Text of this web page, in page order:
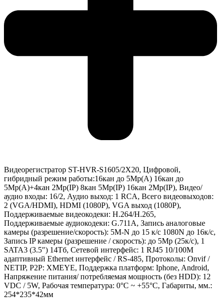
Видеорегистратор ST-HVR-S1605/2X20, Цифровой,
гибридный режим работы:16кан до 5Mp(A) 16кан до
5Mp(А)+4кан 2Mp(IP) 8кан 5Mp(IP) 16кан 2Mp(IP), Видео/
аудио входы: 16/2, Аудио выход: 1 RCA, Всего видеовыходов:
2 (VGA/HDMI), HDMI (1080P), VGA выход (1080P),
Поддерживаемые видеокодеки: H.264/H.265,
Поддерживаемые аудиокодеки: G.711A, Запись аналоговые
камеры (разрешение/скорость): 5М-N до 15 к/с 1080N до 16к/с,
Запись IP камеры (разрешение / скорость): до 5Mp (25к/с), 1
SATA3 (3.5″) 14Тб, Сетевой интерфейс: 1 RJ45 10/100М
адаптивный Ethernet интерфейс / RS-485, Протоколы: Onvif /
NETIP, P2P: XMEYE, Поддержка платформ: Iphone, Android,
Напряжение питания/ потребляемая мощность (без HDD): 12
VDC / 5W, Рабочая температура: 0°C ~ +55°C, Габариты, мм.:
254*235*42мм